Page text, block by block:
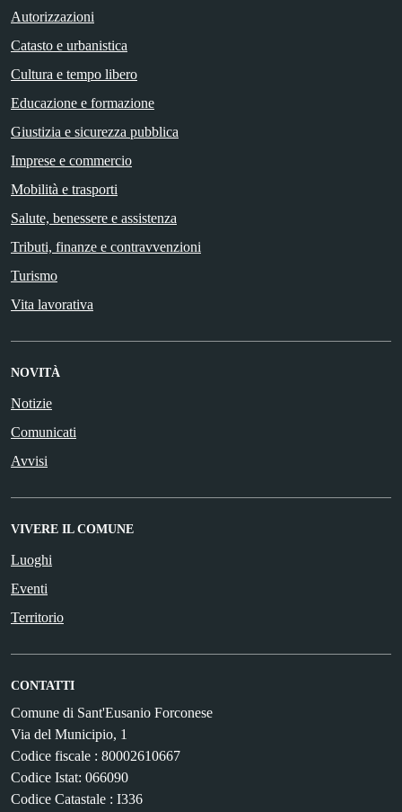
Autorizzazioni
Catasto e urbanistica
Cultura e tempo libero
Educazione e formazione
Giustizia e sicurezza pubblica
Imprese e commercio
Mobilità e trasporti
Salute, benessere e assistenza
Tributi, finanze e contravvenzioni
Turismo
Vita lavorativa
NOVITÀ
Notizie
Comunicati
Avvisi
VIVERE IL COMUNE
Luoghi
Eventi
Territorio
CONTATTI
Comune di Sant'Eusanio Forconese
Via del Municipio, 1
Codice fiscale : 80002610667
Codice Istat: 066090
Codice Catastale : I336